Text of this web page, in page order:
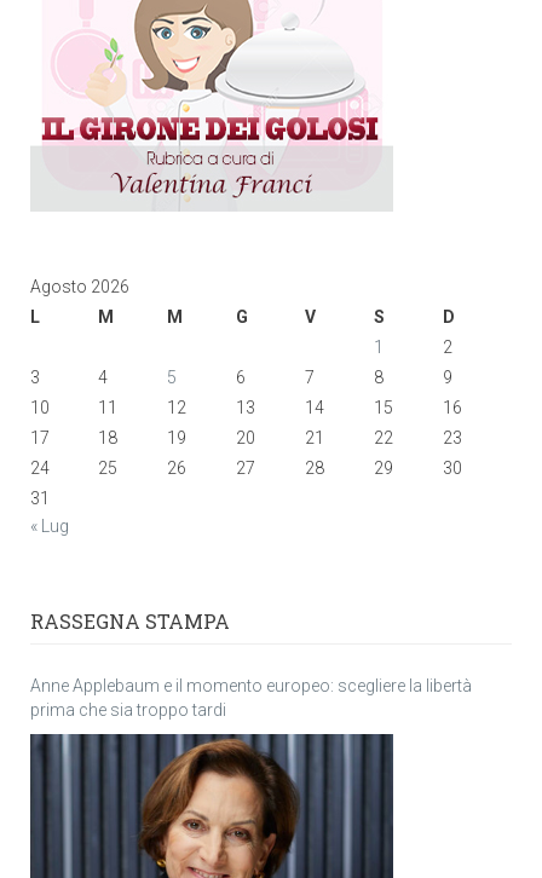
Agosto 2026
L
M M G V S
D
1
2
3
4 5 6 7 8
9
10
11 12 13 14 15
16
17
18 19 20 21 22
23
24
25 26 27 28 29
30
31
« Lug
RASSEGNA STAMPA
Anne Applebaum e il momento europeo: scegliere la libertà
prima che sia troppo tardi